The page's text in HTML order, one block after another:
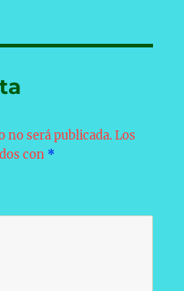
no será publicada. Los
con *